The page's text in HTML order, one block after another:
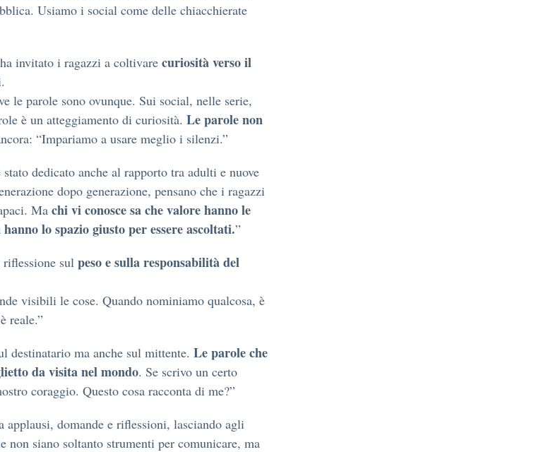
Usiamo i social come delle chiacchierate
invitato i ragazzi a coltivare curiosità verso il
le parole sono ovunque. Sui social, nelle serie,
è un atteggiamento di curiosità. Le parole non
“Impariamo a usare meglio i silenzi.”
dedicato anche al rapporto tra adulti e nuove
dopo generazione, pensano che i ragazzi
Ma chi vi conosce sa che valore hanno le
lo spazio giusto per essere ascoltati.”
sul peso e sulla responsabilità del
visibili le cose. Quando nominiamo qualcosa, è
reale.”
destinatario ma anche sul mittente. Le parole che
da visita nel mondo. Se scrivo un certo
coraggio. Questo cosa racconta di me?”
applausi, domande e riflessioni, lasciando agli
non siano soltanto strumenti per comunicare, ma